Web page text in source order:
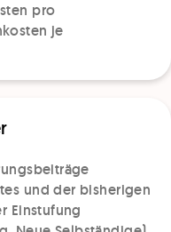
pro
je
und der bisherigen
Einstufung